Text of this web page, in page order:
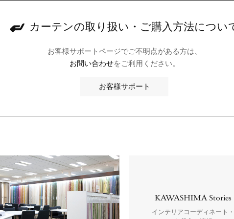
カーテンの取り扱い・ ご購入方法につい
お客様サポートページでご不明点がある方は、
お問い合わせをご利用ください。
お客様サポート
KAWASHIMA Stories
インテリアコーディネート・